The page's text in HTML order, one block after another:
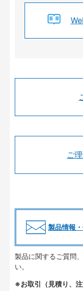
ご
製品情報
製品に関するご質問
い。
※お取引（見積り、